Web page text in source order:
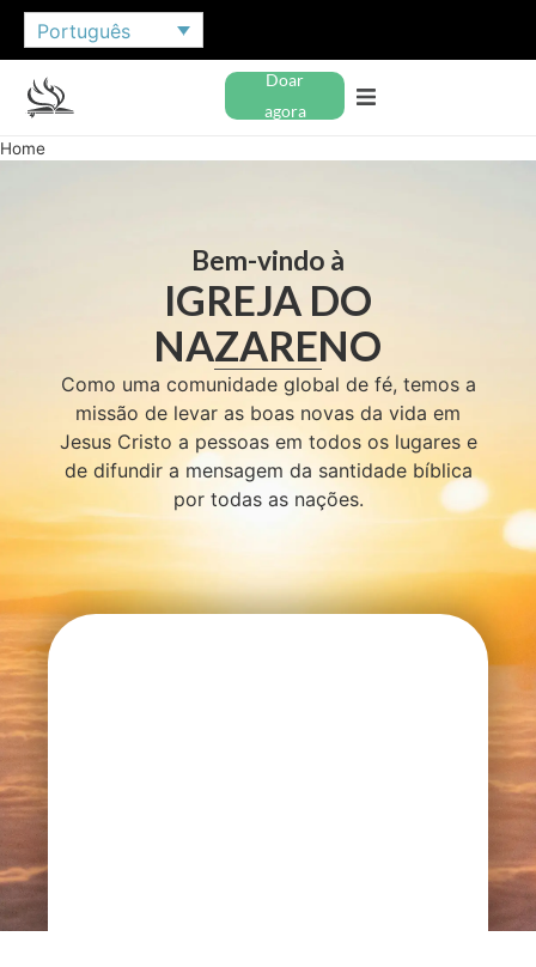
Português
Doar
agora
Home
Bem-vindo à
IGREJA DO
NAZARENO
Como uma comunidade global de fé, temos a
missão de levar as boas novas da vida em
Jesus Cristo a pessoas em todos os lugares e
de difundir a mensagem da santidade bíblica
por todas as nações.